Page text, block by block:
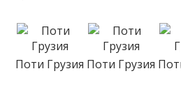
Поти Грузия Поти Грузия